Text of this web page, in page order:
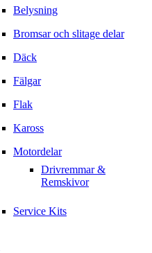
Belysning
Bromsar och slitage delar
Däck
Fälgar
Flak
Kaross
Motordelar
Drivremmar &
Remskivor
Service Kits